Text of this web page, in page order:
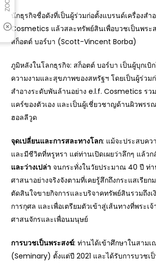
นักธุรกิจชื่อดังที่เป็นผู้ร่วมก่อตั้งแบรนด์เครื่องสำ
Cosmetics แล้วสละทรัพย์สินเพื่อบวชเป็นพระ
สก็อตต์ บอร์บา (Scott-Vincent Borba)
ภูมิหลังในโลกธุรกิจ: สก็อตต์ บอร์บา เป็นผู้บุกเบิ
ความงามและสุขภาพของสหรัฐฯ โดยเป็นผู้ร่วม
สำอางระดับพันล้านอย่าง e.l.f. Cosmetics ร
แคร์ของตัวเอง และเป็นผู้เชี่ยวชาญด้านผิวพรร
ฮอลลีวูด
จุดเปลี่ยนและการสละทางโลก: แม้จะประสบคว
และมีชีวิตที่หรูหรา แต่ท่านเปิดเผยว่าลึกๆ แล้ว
และว่างเปล่า จนกระทั่งในวัยประมาณ 40 ปี ท่
ศาสนาอย่างจริงจังตามที่เคยรู้สึกถึงกระแสเรียก
ตัดสินใจขายกิจการและบริจาคทรัพย์สินรวมถึงเ
การกุศล และเพื่อเตรียมตัวเข้าสู่เส้นทางที่พระเ
ศาสนจักรและเพื่อนมนุษย์
การบวชเป็นพระสงฆ์: ท่านได้เข้าศึกษาในสามเ
(Seminary) ตั้งแต่ปี 2021 และได้รับการบวชเ